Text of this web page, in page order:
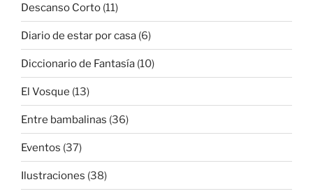
Descanso Corto (11)
Diario de estar por casa (6)
Diccionario de Fantasía (10)
El Vosque (13)
Entre bambalinas (36)
Eventos (37)
Ilustraciones (38)